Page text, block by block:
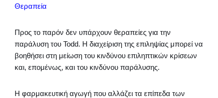
Θεραπεία
Προς το παρόν δεν υπάρχουν θεραπείες για την
παράλυση του Todd. Η διαχείριση της επιληψίας μπορεί να
βοηθήσει στη μείωση του κινδύνου επιληπτικών κρίσεων
και, επομένως, και του κινδύνου παράλυσης.
Η φαρμακευτική αγωγή που αλλάζει τα επίπεδα των